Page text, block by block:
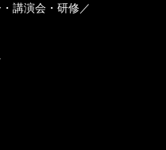
講演会・研修